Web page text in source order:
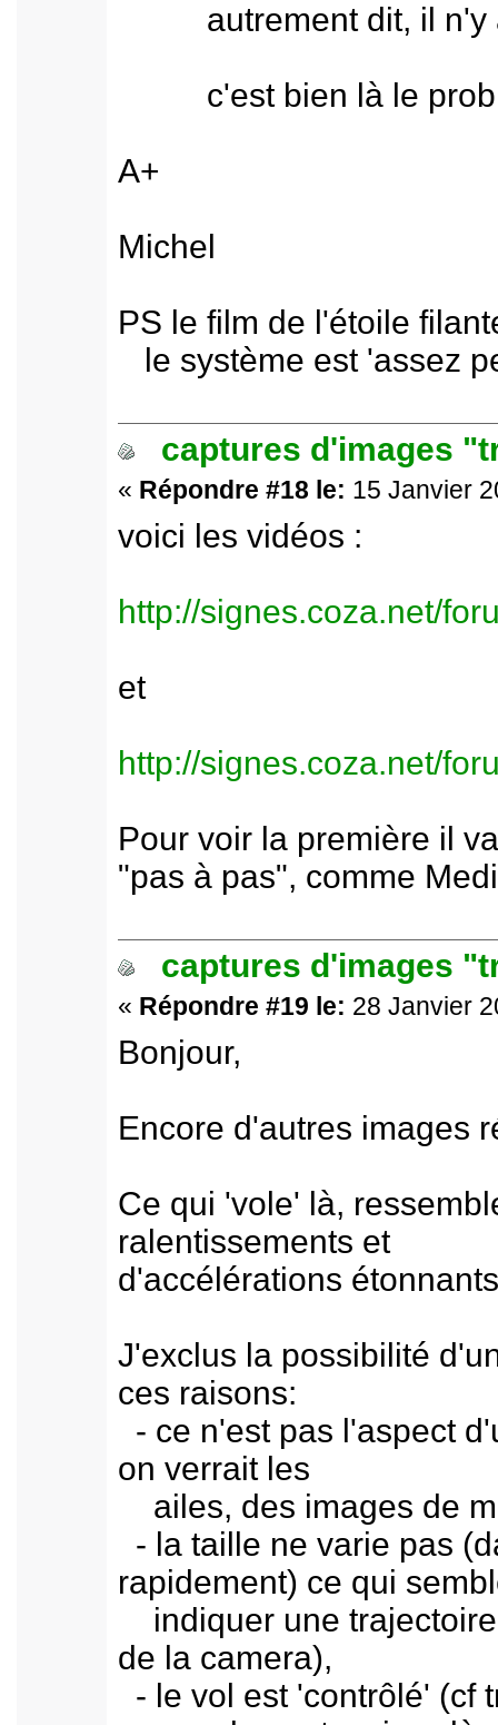
autrement dit, il n'y a
c'est bien là le
A+
Michel
PS le film de l'étoile
le système est 'assez
captures d'images
« Répondre #18 le: 15 Janvier
voici les vidéos :
http://signes.coza.net/
et
http://signes.coza.net/
Pour voir la première il
"pas à pas", comme
captures d'images
« Répondre #19 le: 28 Janvier
Bonjour,
Encore d'autres images
Ce qui 'vole' là,
ralentissements et
d'accélérations
J'exclus la possibilité
ces raisons:
- ce n'est pas l'aspect
on verrait les
ailes, des images de
- la taille ne varie pas
rapidement) ce qui
indiquer une trajectoire
de la camera),
- le vol est 'contrôlé' (cf